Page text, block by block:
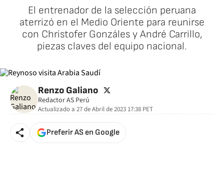
El entrenador de la selección peruana
aterrizó en el Medio Oriente para reunirse
con Christofer Gonzáles y André Carrillo,
piezas claves del equipo nacional.
Renzo Galiano twitter
Redactor AS Perú
Actualizado a 27 de Abril de 2023 17:38 PET
Preferir AS en Google